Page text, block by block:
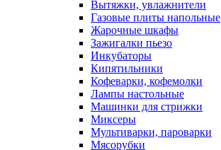
Вытяжки, увлажнители
Газовые плиты напольные
Жарочные шкафы
Зажигалки пьезо
Инкубаторы
Кипятильники
Кофеварки, кофемолки
Лампы настольные
Машинки для стрижки
Миксеры
Мультиварки, пароварки
Мясорубки